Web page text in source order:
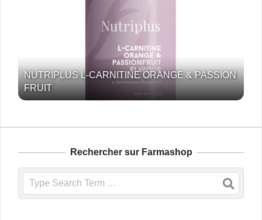
NUTRIPLUS L-CARNITINE ORANGE & PASSION
FRUIT
Rechercher sur Farmashop
Search